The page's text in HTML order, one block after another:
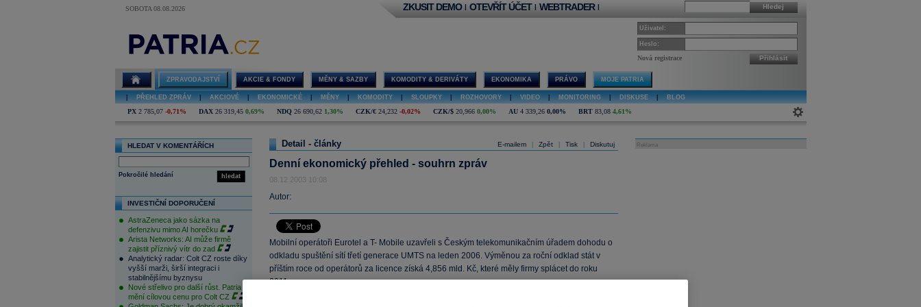
SOBOTA 08.08.2026 Hledej
ZKUSIT DEMO | OTEVŘÍT ÚČET | WEBTRADER |
Uživatel:
Heslo:
Nová registrace Přihlásit
ZPRAVODAJSTVÍ AKCIE & FONDY MĚNY & SAZBY KOMODITY & DERIVÁTY EKONOMIKA PRÁVO MOJE PATRIA
PŘEHLED ZPRÁV AKCIOVÉ EKONOMICKÉ MĚNY KOMODITY SLOUPKY ROZHOVORY VIDEO MONITORING DISKUSE BLOG
PX 2 785,07 -0,71% DAX 26 319,45 0,69% NDQ 26 690,62 1,30% CZK/€ 24,232 -0,02% CZK/$ 20,966 0,00% AU 4 339,26 0,00% BRT 83,08 4,61%
HLEDAT V KOMENTÁŘÍCH
hledat
Pokročilé hledání
INVESTIČNÍ DOPORUČENÍ
AstraZeneca jako sázka na
defenzivu mimo AI horečku
Arista Networks: AI může firmě
zajistit příznivý vítr do zad
Analytický radar: Colt CZ roste díky
vyšší marži, širší integraci i
stabilnějšímu byznysu
Nové střelivo pro další růst. Patria
mění cílovou cenu pro Colt CZ
E-mailem Zpět Tisk Diskutuj
Detail - články
Denní ekonomický přehled - souhrn zpráv
08.12.2003 10:08
Autor:
Mobilní operátoři Eurotel a T- Mobile uzavřeli s Českým telekomunikačním úřadem dohodu o
odkladu spuštění sítí třetí generace UMTS na leden 2006. Výměnou za roční odklad stát v
příštím roce od operátorů za licence získá 4,856 mld. Kč, které měly firmy splácet do roku
2011.
Reklama